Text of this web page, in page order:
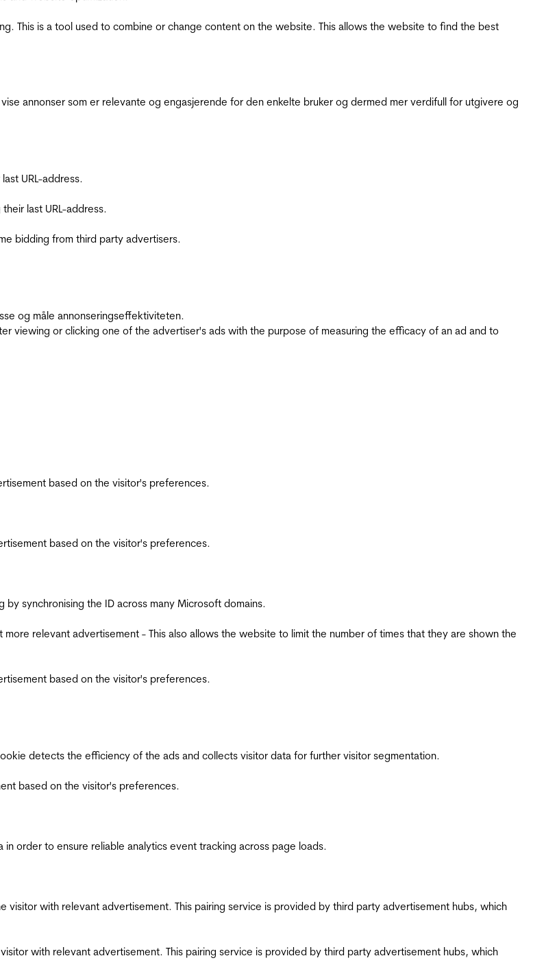
This is a tool used to combine or change content on the website. This allows the website to find the best
annonser som er relevante og engasjerende for den enkelte bruker og dermed mer verdifull for utgivere og
URL-address.
last URL-address.
bidding from third party advertisers.
og måle annonseringseffektiviteten.
viewing or clicking one of the advertiser's ads with the purpose of measuring the efficacy of an ad and to
based on the visitor's preferences.
based on the visitor's preferences.
synchronising the ID across many Microsoft domains.
relevant advertisement - This also allows the website to limit the number of times that they are shown the
based on the visitor's preferences.
detects the efficiency of the ads and collects visitor data for further visitor segmentation.
based on the visitor's preferences.
order to ensure reliable analytics event tracking across page loads.
with relevant advertisement. This pairing service is provided by third party advertisement hubs, which
with relevant advertisement. This pairing service is provided by third party advertisement hubs, which